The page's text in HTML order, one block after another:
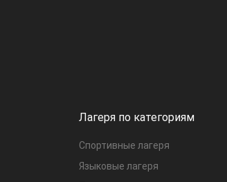
Лагеря по категориям
Спортивные лагеря
Языковые лагеря